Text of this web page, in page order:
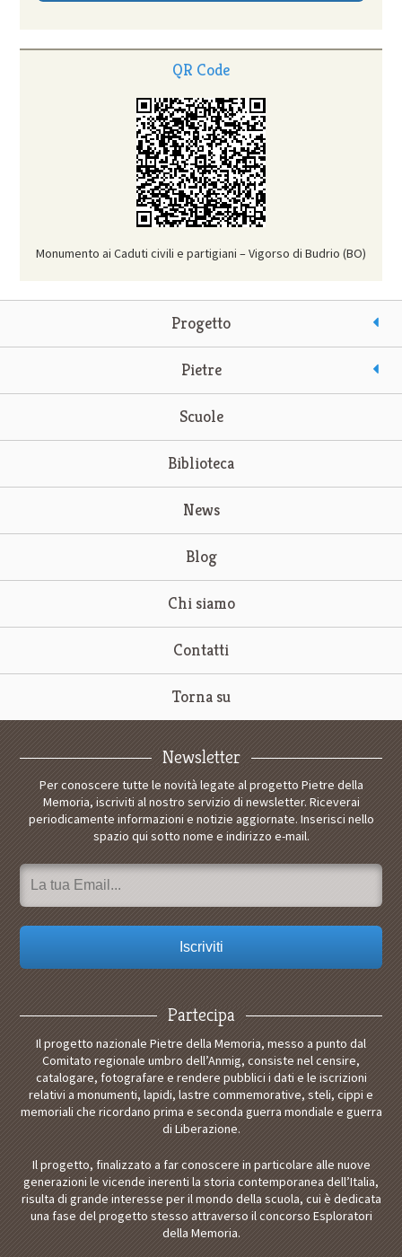
QR Code
Monumento ai Caduti civili e partigiani – Vigorso di Budrio (BO)
Progetto
Pietre
Scuole
Biblioteca
News
Blog
Chi siamo
Contatti
Torna su
Newsletter
Per conoscere tutte le novità legate al progetto Pietre della
Memoria, iscriviti al nostro servizio di newsletter. Riceverai
periodicamente informazioni e notizie aggiornate. Inserisci nello
spazio qui sotto nome e indirizzo e-mail.
Partecipa
Il progetto nazionale Pietre della Memoria, messo a punto dal
Comitato regionale umbro dell’Anmig, consiste nel censire,
catalogare, fotografare e rendere pubblici i dati e le iscrizioni
relativi a monumenti, lapidi, lastre commemorative, steli, cippi e
memoriali che ricordano prima e seconda guerra mondiale e guerra
di Liberazione.
Il progetto, finalizzato a far conoscere in particolare alle nuove
generazioni le vicende inerenti la storia contemporanea dell’Italia,
risulta di grande interesse per il mondo della scuola, cui è dedicata
una fase del progetto stesso attraverso il concorso Esploratori
della Memoria.